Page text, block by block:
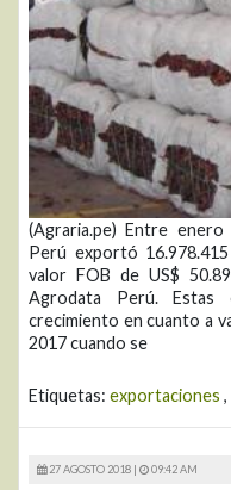
(Agraria.pe) Entre
Perú exportó
valor FOB de US$
Agrodata Perú. Estas
crecimiento en cuanto a
2017 cuando se
Etiquetas: exportaciones ,
27 AGOSTO 2018 | 09:42 AM